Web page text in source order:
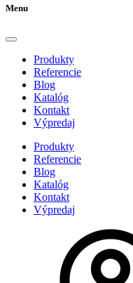
Menu
Produkty
Referencie
Blog
Katalóg
Kontakt
Výpredaj
Produkty
Referencie
Blog
Katalóg
Kontakt
Výpredaj